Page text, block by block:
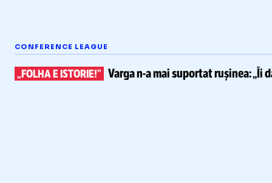
CONFERENCE LEAGUE
„FOLHA E ISTORIE!” Vargan-amai suportat rușinea:„Îi